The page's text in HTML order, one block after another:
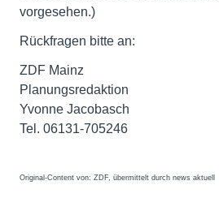
vorgesehen.)
Rückfragen bitte an:
ZDF Mainz
Planungsredaktion
Yvonne Jacobasch
Tel. 06131-705246
Original-Content von: ZDF, übermittelt durch news aktuell